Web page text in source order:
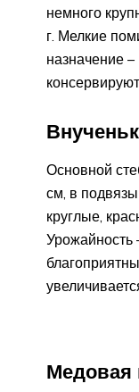
немного
г. Мелкие
назначение
Основной
см, в
круглые,
Урожайность
Медовая